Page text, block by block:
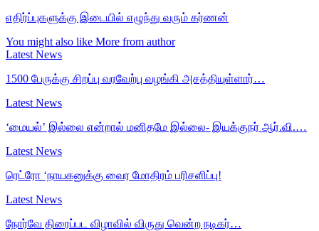
எதிர்ப்புகளுக்கு இடையில் எழுந்து வரும் கர்ணன்
You might also like More from author
Latest News
1500 பேருக்கு சிறப்பு வரவேற்பு வழங்கி அசத்தியுள்ளார்…
Latest News
‘மையல்’ இல்லை என்றால் மனிதமே இல்லை- இயக்குநர் ஆர்.வி.…
Latest News
ரெட்ரோ ‘நாயகனுக்கு வைர மோதிரம் பரிசளிப்பு!
Latest News
நோர்வே திரைப்பட விழாவில் விருது வென்ற நடிகர்…